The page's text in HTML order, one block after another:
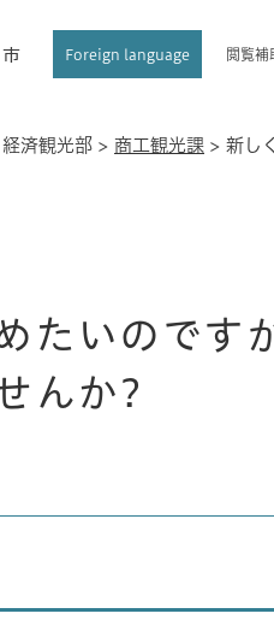
Foreign language 閲覧補
経済観光部 > 商工観光課 > 新し
たいのです
んか?